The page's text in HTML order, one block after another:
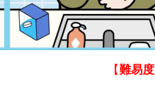
【難易度